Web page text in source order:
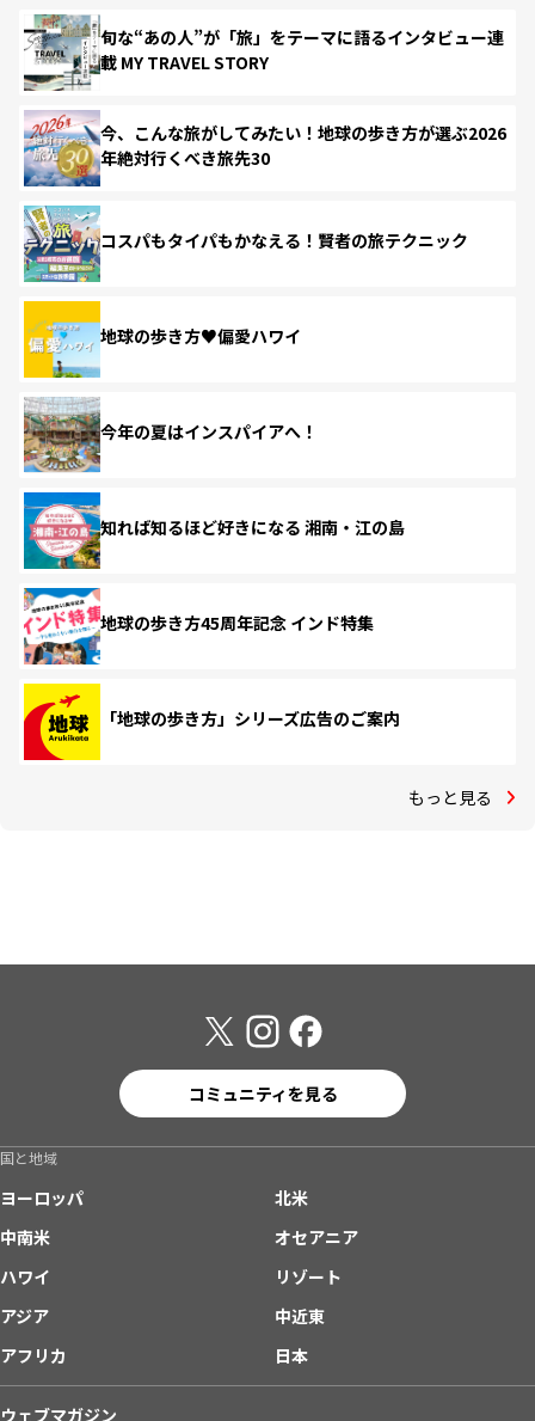
旬な“あの人”が「旅」をテーマに語るインタビュー連
載 MY TRAVEL STORY
今、こんな旅がしてみたい！地球の歩き方が選ぶ2026
年絶対行くべき旅先30
コスパもタイパもかなえる！賢者の旅テクニック
地球の歩き方♥偏愛ハワイ
今年の夏はインスパイアへ！
知れば知るほど好きになる 湘南・江の島
地球の歩き方45周年記念 インド特集
「地球の歩き方」シリーズ広告のご案内
もっと見る
コミュニティを見る
国と地域
ヨーロッパ
北米
中南米
オセアニア
ハワイ
リゾート
アジア
中近東
アフリカ
日本
ウェブマガジン